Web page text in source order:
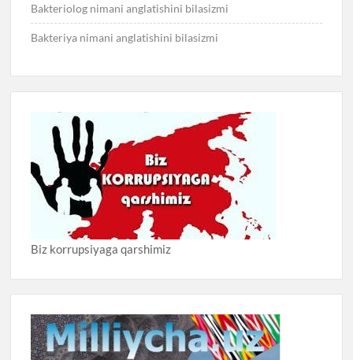
Bakteriolog nimani anglatishini bilasizmi
Bakteriya nimani anglatishini bilasizmi
Biz korrupsiyaga qarshimiz